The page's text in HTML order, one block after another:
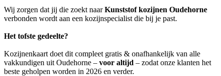
Wij zorgen dat jij die zoekt naarKunststof kozijnen Oudehorne
verbonden wordt aan een kozijnspecialist die bij je past.
Het tofste gedeelte?
Kozijnenkaart doet dit compleet gratis & onafhankelijk van alle
vakkundigen uit Oudehorne – voor altijd – zodat onze klanten het
beste geholpen worden in 2026 en verder.